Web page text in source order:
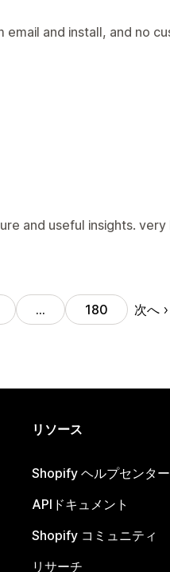
email and install, and no
and useful insights. very
… 180 次へ
リソース
Shopify ヘルプセンター
APIドキュメント
Shopify コミュニティ
リサーチ